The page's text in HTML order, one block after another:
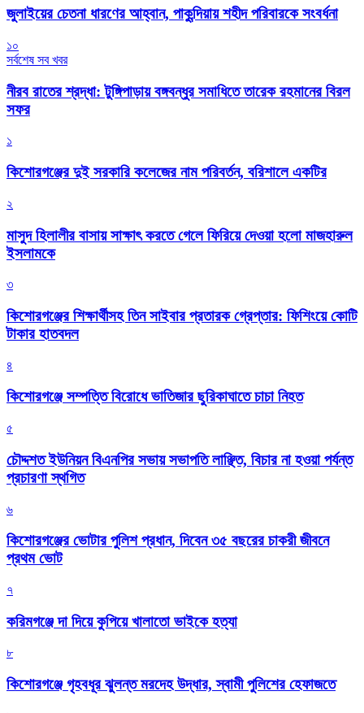
জুলাইয়ের চেতনা ধারণের আহ্বান, পাকুন্দিয়ায় শহীদ পরিবারকে সংবর্ধনা
১০
সর্বশেষ সব খবর
নীরব রাতের শ্রদ্ধা: টুঙ্গিপাড়ায় বঙ্গবন্ধুর সমাধিতে তারেক রহমানের বিরল
সফর
১
কিশোরগঞ্জের দুই সরকারি কলেজের নাম পরিবর্তন, বরিশালে একটির
২
মাসুদ হিলালীর বাসায় সাক্ষাৎ করতে গেলে ফিরিয়ে দেওয়া হলো মাজহারুল
ইসলামকে
৩
কিশোরগঞ্জের শিক্ষার্থীসহ তিন সাইবার প্রতারক গ্রেপ্তার: ফিশিংয়ে কোটি
টাকার হাতবদল
৪
কিশোরগঞ্জে সম্পত্তি বিরোধে ভাতিজার ছুরিকাঘাতে চাচা নিহত
৫
চৌদ্দশত ইউনিয়ন বিএনপির সভায় সভাপতি লাঞ্ছিত, বিচার না হওয়া পর্যন্ত
প্রচারণা স্থগিত
৬
কিশোরগঞ্জের ভোটার পুলিশ প্রধান, দিবেন ৩৫ বছরের চাকরী জীবনে
প্রথম ভোট
৭
করিমগঞ্জে দা দিয়ে কুপিয়ে খালাতো ভাইকে হত্যা
৮
কিশোরগঞ্জে গৃহবধূর ঝুলন্ত মরদেহ উদ্ধার, স্বামী পুলিশের হেফাজতে